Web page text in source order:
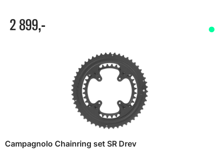
2 899,-
Campagnolo Chainring set SR Drev